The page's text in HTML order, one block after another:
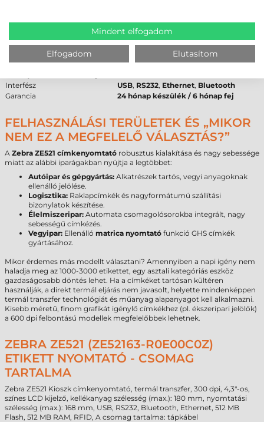
Márka
Zebra
ZE521
Technológia
Termál transzfer
Max. tekercsátmérő
0 mm (Külső adagolás)
Interfész
USB, RS232, Ethernet, Bluetooth
Garancia
24 hónap készülék / 6 hónap fej
FELHASZNÁLÁSI TERÜLETEK ÉS „MIKOR
NEM EZ A MEGFELELŐ VÁLASZTÁS?”
A Zebra ZE521 címkenyomtató robusztus kialakítása és nagy sebessége
miatt az alábbi iparágakban nyújtja a legtöbbet:
Autóipar és gépgyártás: Alkatrészek tartós, vegyi anyagoknak
ellenálló jelölése.
Logisztika: Raklapcímkék és nagyformátumú szállítási
bizonylatok készítése.
Élelmiszeripar: Automata csomagolósorokba integrált, nagy
sebességű címkézés.
Vegyipar: Ellenálló matrica nyomtató funkció GHS címkék
gyártásához.
Mikor érdemes más modellt választani? Amennyiben a napi igény nem
haladja meg az 1000-3000 etikettet, egy asztali kategóriás eszköz
gazdaságosabb döntés lehet. Ha a címkéket tartósan kültéren
használják, a direkt termál eljárás nem javasolt, helyette mindenképpen
termál transzfer technológiát és műanyag alapanyagot kell alkalmazni.
Kisebb méretű, finom grafikát igénylő címkékhez (pl. ékszeripari jelölők)
a 600 dpi felbontású modellek megfelelőbbek lehetnek.
ZEBRA ZE521 (ZE52163-R0E00C0Z)
ETIKETT NYOMTATÓ - CSOMAG
TARTALMA
Zebra ZE521 Kioszk címkenyomtató, termál transzfer, 300 dpi, 4,3"-os,
színes LCD kijelző, kellékanyag szélesség (max.): 180 mm, nyomtatási
szélesség (max.): 168 mm, USB, RS232, Bluetooth, Ethernet, 512 MB
Flash, 512 MB RAM, RFID, A csomag tartalma: tápkábel
Mindent elfogadom
Elfogadom Elutasítom